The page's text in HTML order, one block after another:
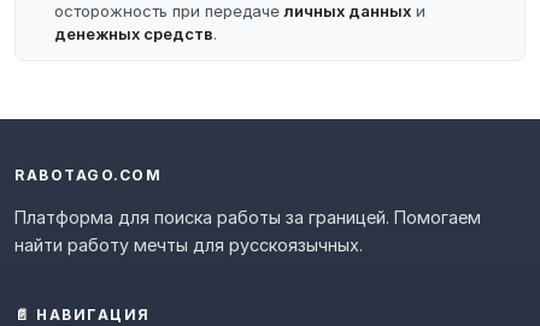
осторожность при передачеличных данных и
денежных средств.
RABOTAGO.COM
Платформа для поиска работы за границей. Помогаем
найти работу мечты для русскоязычных.
📄 НАВИГАЦИЯ